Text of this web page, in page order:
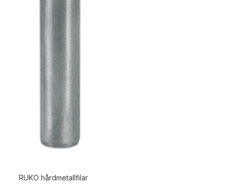
RUKO hårdmetallfilar